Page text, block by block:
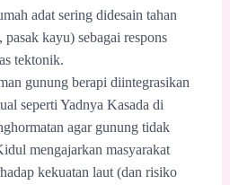
adat sering didesain tahan
kayu) sebagai respons
tektonik.
gunung berapi diintegrasikan
seperti Yadnya Kasada di
agar gunung tidak
mengajarkan masyarakat
kekuatan laut (dan risiko